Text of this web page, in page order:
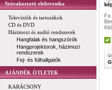
Szórakoztató elektronika
Televíziók és tartozákok
CD és DVD
Házimozi és audió rendszerek
Hangfalak és hangszórók
Hangprojektorok, házimozi
rendszerek
Fej- és fülhallgatók
AJÁNDÉK ÖTLETEK
KARÁCSONY
Fa